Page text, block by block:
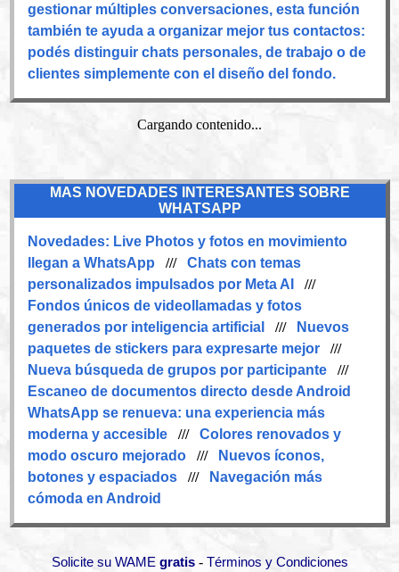
gestionar múltiples conversaciones, esta función
también te ayuda a organizar mejor tus contactos:
podés distinguir chats personales, de trabajo o de
clientes simplemente con el diseño del fondo.
Cargando contenido...
MAS NOVEDADES INTERESANTES SOBRE
WHATSAPP
Novedades: Live Photos y fotos en movimiento
llegan a WhatsApp /// Chats con temas
personalizados impulsados por Meta AI
///
Fondos únicos de videollamadas y fotos
generados por inteligencia artificial
///
Nuevos
paquetes de stickers para expresarte mejor///
Nueva búsqueda de grupos por participante///
Escaneo de documentos directo desde Android
WhatsApp se renueva: una experiencia más
moderna y accesible/// Colores renovados y
modo oscuro mejorado///
Nuevos íconos,
botones y espaciados///
Navegación más
cómoda en Android
Solicite su WAME gratis- Términos y Condiciones